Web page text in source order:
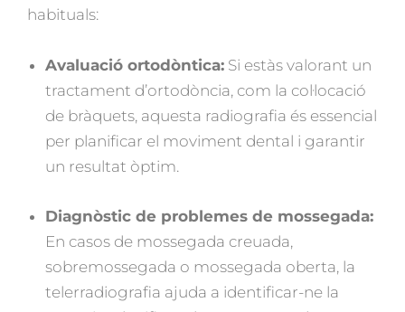
habituals:
Avaluació ortodòntica: Si estàs valorant un
tractament d’ortodòncia, com la col·locació
de bràquets, aquesta radiografia és essencial
per planificar el moviment dental i garantir
un resultat òptim.
Diagnòstic de problemes de mossegada:
En casos de mossegada creuada,
sobremossegada o mossegada oberta, la
telerradiografia ajuda a identificar-ne la